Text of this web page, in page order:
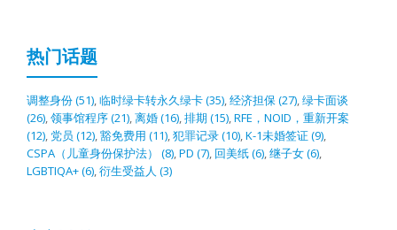
热门话题
调整身份(51),临时绿卡转永久绿卡(35),经济担保(27),绿卡面谈
(26),领事馆程序(21),离婚(16),排期 (15),RFE，NOID，重新开案
(12), 党员 (12),豁免费用 (11),犯罪记录(10),K-1未婚签证(9),
CSPA（儿童身份保护法）
(8),PD (7), 回美纸(6),继子女(6),
LGBTIQA+(6),衍生受益人 (3)